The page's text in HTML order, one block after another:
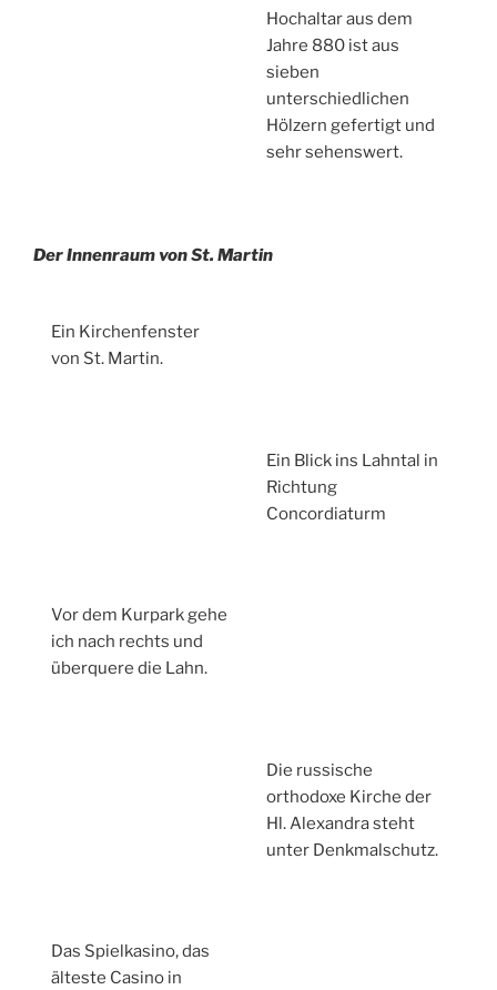
Hochaltar aus dem
Jahre 880 ist aus
sieben
unterschiedlichen
Hölzern gefertigt und
sehr sehenswert.
Der Innenraum von St. Martin
Ein Kirchenfenster
von St. Martin.
Ein Blick ins Lahntal in
Richtung
Concordiaturm
Vor dem Kurpark gehe
ich nach rechts und
überquere die Lahn.
Die russische
orthodoxe Kirche der
Hl. Alexandra steht
unter Denkmalschutz.
Das Spielkasino, das
älteste Casino in